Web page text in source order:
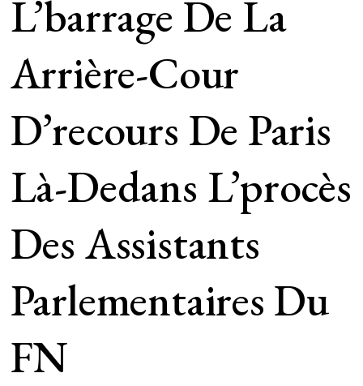
L’barrage De La
Arrière-Cour
D’recours De Paris
Là-Dedans L’procès
Des Assistants
Parlementaires Du
FN